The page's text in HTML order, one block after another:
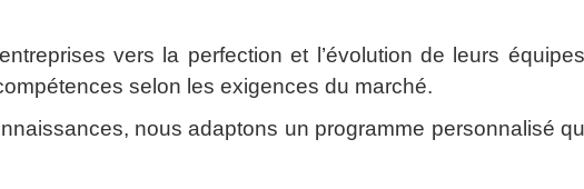
vers la perfection et l’évolution de leurs
selon les exigences du marché.
nous adaptons un programme personnalisé